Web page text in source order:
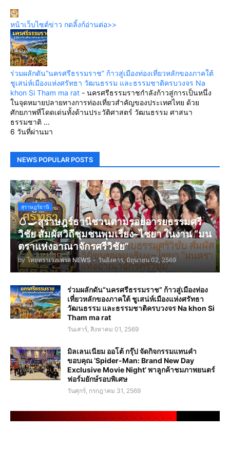
หน้าเว็บไซต์ข่าว กดลิ้งก์อ่านต่อ>>
ร่วมผลักดัน“นครศรีธรรมราช” ก้าวสู่เมืองท่องเที่ยวหลักของภาคใต้
ชูเสน่ห์เมืองแห่งศรัทธา วัฒนธรรม และธรรมชาติครบวงจร Na
khon Si Tham ma rat - นครศรีธรรมราชกำลังก้าวสู่การเป็นหนึ่ง
ในจุดหมายปลายทางการท่องเที่ยวสำคัญของประเทศไทย ด้วย
ศักยภาพที่โดดเด่นทั้งด้านประวัติศาสตร์ วัฒนธรรม ศาสนา
ธรรมชาติ ...
6 วันที่ผ่านมา
NEWS POPULAR POSTS
สุราษฎร์ธานี
🥚🍳สุราษฎร์ธานีชวนตามรอยอารยธรรมศรี
วิชัย สัมผัสวิถีชุมชนพุมเรียง–ไชยา ในงาน “มน
ตราแห่งอาณาจักรศรีวิชัย”
by ไทยทราเวลเพรส NEWS - วันอังคาร, มิถุนายน 02, 2569
ร่วมผลักดัน“นครศรีธรรมราช” ก้าวสู่เมืองท่อง
เที่ยวหลักของภาคใต้ ชูเสน่ห์เมืองแห่งศรัทธา
วัฒนธรรม และธรรมชาติครบวงจร Na khon Si
Tham ma rat
วันเสาร์, สิงหาคม 01, 2569
มิลเลนเนียม ออโต้ กรุ๊ป จัดกิจกรรมแทนคำ
ขอบคุณ ‘Spider-Man: Brand New Day
Exclusive Movie Night’ พาลูกค้าชมภาพยนตร์
ฟอร์มยักษ์รอบพิเศษ
วันศุกร์, กรกฎาคม 31, 2569
. . . . . . . . . . . . . . . . . . . . . . . .